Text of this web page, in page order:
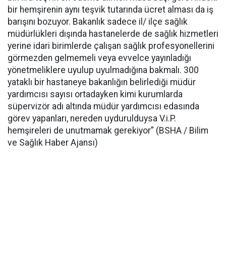
bir hemşirenin aynı teşvik tutarında ücret alması da iş
barışını bozuyor. Bakanlık sadece il/ ilçe sağlık
müdürlükleri dışında hastanelerde de sağlık hizmetleri
yerine idari birimlerde çalışan sağlık profesyonellerini
görmezden gelmemeli veya evvelce yayınladığı
yönetmeliklere uyulup uyulmadığına bakmalı. 300
yataklı bir hastaneye bakanlığın belirlediği müdür
yardımcısı sayısı ortadayken kimi kurumlarda
süpervizör adı altında müdür yardımcısı edasında
görev yapanları, nereden uydurulduysa V.i.P.
hemşireleri de unutmamak gerekiyor” (BSHA / Bilim
ve Sağlık Haber Ajansı)